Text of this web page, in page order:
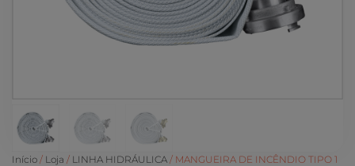
Início / Loja / LINHA HIDRÁULICA / MANGUEIRA DE INCÊNDIO TIPO 1